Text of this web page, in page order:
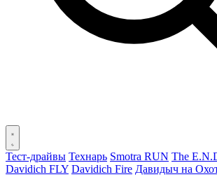
Тест-драйвы Технарь Smotra RUN The
Davidich FLY Davidich Fire Давидыч на